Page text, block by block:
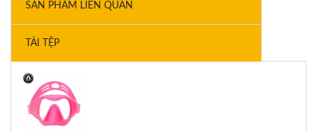
SẢN PHẨM LIÊN QUAN
TẢI TỆP